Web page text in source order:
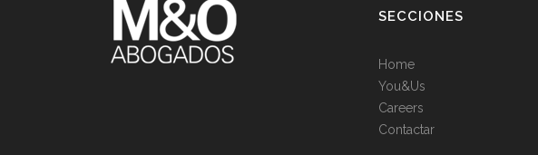
SECCIONES
Home
You&Us
Careers
Contactar